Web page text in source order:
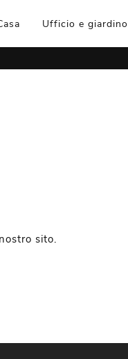
Ufficio e giardino
sito.